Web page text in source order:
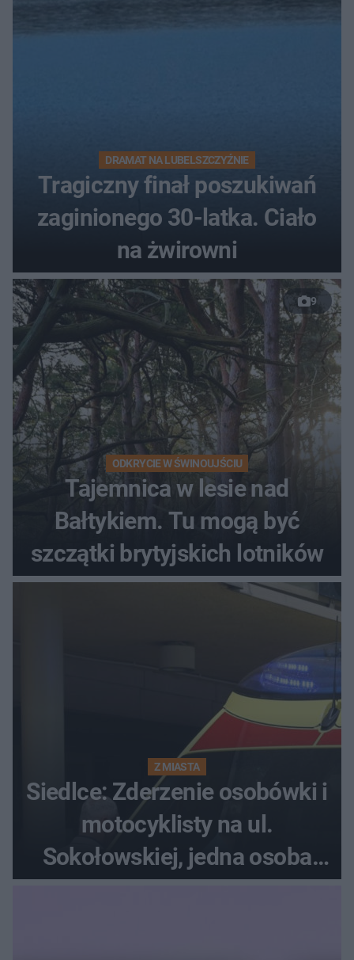
DRAMAT NA LUBELSZCZYŹNIE
Tragiczny finał poszukiwań
zaginionego 30-latka. Ciało
na żwirowni
9
ODKRYCIE W ŚWINOUJŚCIU
Tajemnica w lesie nad
Bałtykiem. Tu mogą być
szczątki brytyjskich lotników
Z MIASTA
Siedlce: Zderzenie osobówki i
motocyklisty na ul.
Sokołowskiej, jedna osoba
ranna!